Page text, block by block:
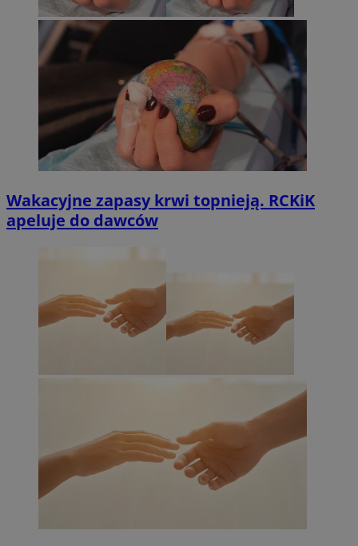
Wakacyjne zapasy krwi topnieją. RCKiK
apeluje do dawców